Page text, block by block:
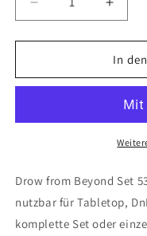
Verringere
die
Menge
Sonari
(DM
Erhöhe
die
für
(DM
In
Drow from Beyond Set
nutzbar für Tabletop,
komplette Set oder